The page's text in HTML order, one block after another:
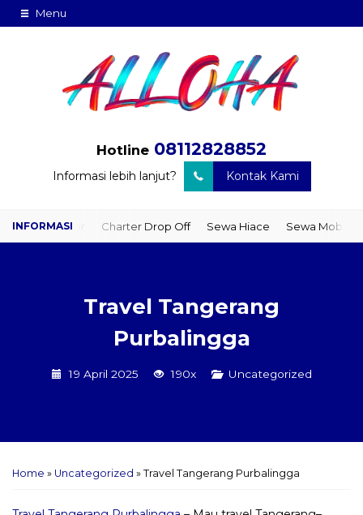
Menu
Hotline 08112828852
Informasi lebih lanjut? Kontak Kami
Charter Drop Off Sewa Hiace Sewa Mobil Plus Driver
Travel Tangerang
Purbalingga
19 April 2025 190x Uncategorized
Home » Uncategorized » Travel Tangerang Purbalingga